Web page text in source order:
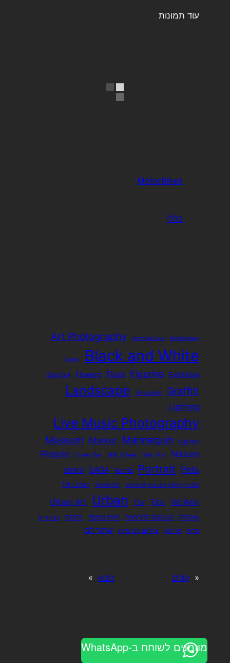
עוד תמונות
Motorbikes
כללי
Amsterdam
Architecture
Art Photography
Black and White
Cows
Exhibition
Figurine
Flora
Flowers
Georgia
Graffiti
Jerusalem
Landscape
Lighting
Live Music Photography
Lupines
Mannequin
Market
Museum
Nature
NIK SIlver Efex Pro
Ozen Bar
People
Pets
Portrait
Ramla
SAGA
shani
some of you are going to die
Street Art
Tal Lotan
Tel Aviv
Tips
TLV
Urban
Urban Art
גאורגיה הגבעות הדרומיות חיות מחמד כלניות
פורטרייט
פרות
פריחה צילום תדמית שחור לבן
« קודם הבא »
מוזמנים לשוחח ב-WhatsApp